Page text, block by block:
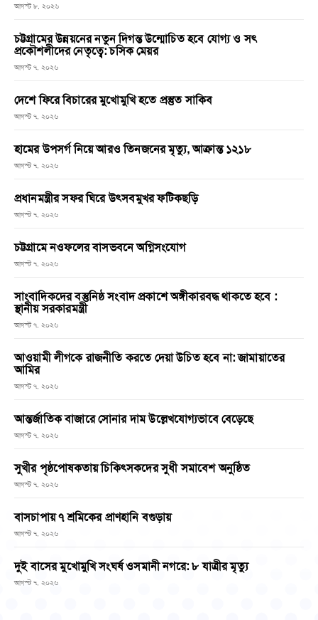
আগস্ট ৮, ২০২৬
চট্টগ্রামের উন্নয়নের নতুন দিগন্ত উন্মোচিত হবে যোগ্য ও সৎ
প্রকৌশলীদের নেতৃত্বে: চসিক মেয়র
আগস্ট ৭, ২০২৬
দেশে ফিরে বিচারের মুখোমুখি হতে প্রস্তুত সাকিব
আগস্ট ৭, ২০২৬
হামের উপসর্গ নিয়ে আরও তিনজনের মৃত্যু, আক্রান্ত ১২১৮
আগস্ট ৭, ২০২৬
প্রধানমন্ত্রীর সফর ঘিরে উৎসবমুখর ফটিকছড়ি
আগস্ট ৭, ২০২৬
চট্টগ্রামে নওফলের বাসভবনে অগ্নিসংযোগ
আগস্ট ৭, ২০২৬
সাংবাদিকদের বস্তুনিষ্ঠ সংবাদ প্রকাশে অঙ্গীকারবদ্ধ থাকতে হবে :
স্থানীয় সরকারমন্ত্রী
আগস্ট ৭, ২০২৬
আওয়ামী লীগকে রাজনীতি করতে দেয়া উচিত হবে না: জামায়াতের
আমির
আগস্ট ৭, ২০২৬
আন্তর্জাতিক বাজারে সোনার দাম উল্লেখযোগ্যভাবে বেড়েছে
আগস্ট ৭, ২০২৬
সুখীর পৃষ্ঠপোষকতায় চিকিৎসকদের সুধী সমাবেশ অনুষ্ঠিত
আগস্ট ৭, ২০২৬
বাসচাপায় ৭ শ্রমিকের প্রাণহানি বগুড়ায়
আগস্ট ৭, ২০২৬
দুই বাসের মুখোমুখি সংঘর্ষ ওসমানী নগরে: ৮ যাত্রীর মৃত্যু
আগস্ট ৭, ২০২৬